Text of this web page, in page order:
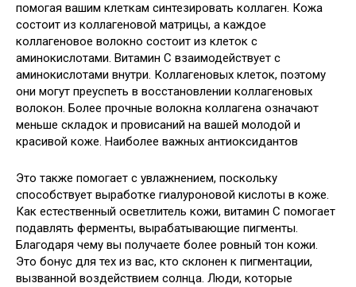
помогая вашим клеткам синтезировать коллаген. Кожа
состоит из коллагеновой матрицы, а каждое
коллагеновое волокно состоит из клеток с
аминокислотами. Витамин C взаимодействует с
аминокислотами внутри. Коллагеновых клеток, поэтому
они могут преуспеть в восстановлении коллагеновых
волокон. Более прочные волокна коллагена означают
меньше складок и провисаний на вашей молодой и
красивой коже. Наиболее важных антиоксидантов
Это также помогает с увлажнением, поскольку
способствует выработке гиалуроновой кислоты в коже.
Как естественный осветлитель кожи, витамин С помогает
подавлять ферменты, вырабатывающие пигменты.
Благодаря чему вы получаете более ровный тон кожи.
Это бонус для тех из вас, кто склонен к пигментации,
вызванной воздействием солнца. Люди, которые